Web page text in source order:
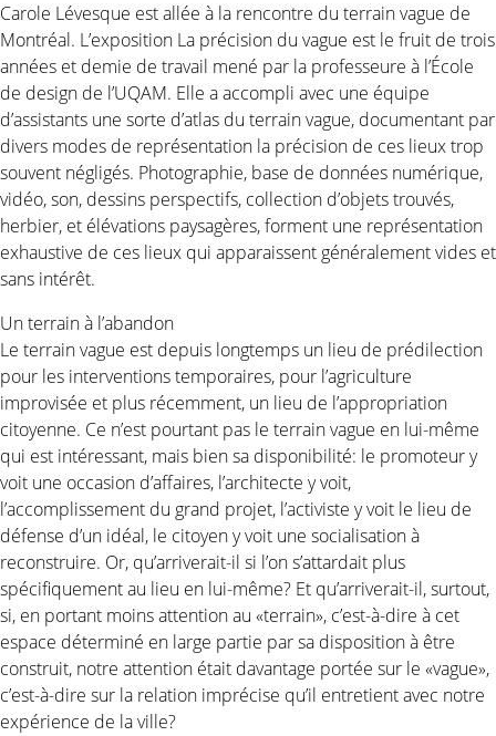
Carole Lévesque est allée à la rencontre du terrain vague de
Montréal. L’exposition La précision du vague est le fruit de trois
années et demie de travail mené par la professeure à l’École
de design de l’UQAM. Elle a accompli avec une équipe
d’assistants une sorte d’atlas du terrain vague, documentant par
divers modes de représentation la précision de ces lieux trop
souvent négligés. Photographie, base de données numérique,
vidéo, son, dessins perspectifs, collection d’objets trouvés,
herbier, et élévations paysagères, forment une représentation
exhaustive de ces lieux qui apparaissent généralement vides et
sans intérêt.
Un terrain à l’abandon
Le terrain vague est depuis longtemps un lieu de prédilection
pour les interventions temporaires, pour l’agriculture
improvisée et plus récemment, un lieu de l’appropriation
citoyenne. Ce n’est pourtant pas le terrain vague en lui-même
qui est intéressant, mais bien sa disponibilité: le promoteur y
voit une occasion d’affaires, l’architecte y voit,
l’accomplissement du grand projet, l’activiste y voit le lieu de
défense d’un idéal, le citoyen y voit une socialisation à
reconstruire. Or, qu’arriverait-il si l’on s’attardait plus
spécifiquement au lieu en lui-même? Et qu’arriverait-il, surtout,
si, en portant moins attention au «terrain», c’est-à-dire à cet
espace déterminé en large partie par sa disposition à être
construit, notre attention était davantage portée sur le «vague»,
c’est-à-dire sur la relation imprécise qu’il entretient avec notre
expérience de la ville?